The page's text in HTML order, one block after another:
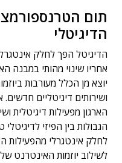
תום
הדיגיטלי
אחריו שינוי מהותי במבנה
יוצא מן הכלל מעורבות
ושירותים דיגיטליים
הארגון מפעילות דיגיטלית
לחלק אינטגרלי מהפעילות
לשילוב יוזמות האינטרנט